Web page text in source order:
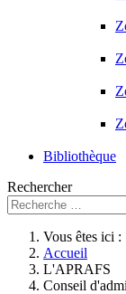
Bibliothèque
Rechercher
Vous êtes ici :
Accueil
L'APRAFS
Conseil